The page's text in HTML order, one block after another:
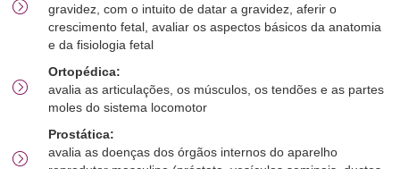
gravidez, com o intuito de datar a gravidez, aferir o
crescimento fetal, avaliar os aspectos básicos da anatomia
e da fisiologia fetal
Ortopédica:
avalia as articulações, os músculos, os tendões e as partes
moles do sistema locomotor
Prostática:
avalia as doenças dos órgãos internos do aparelho